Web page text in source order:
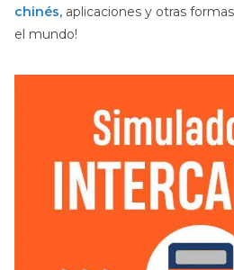
chinés, aplicaciones y otras
el mundo!